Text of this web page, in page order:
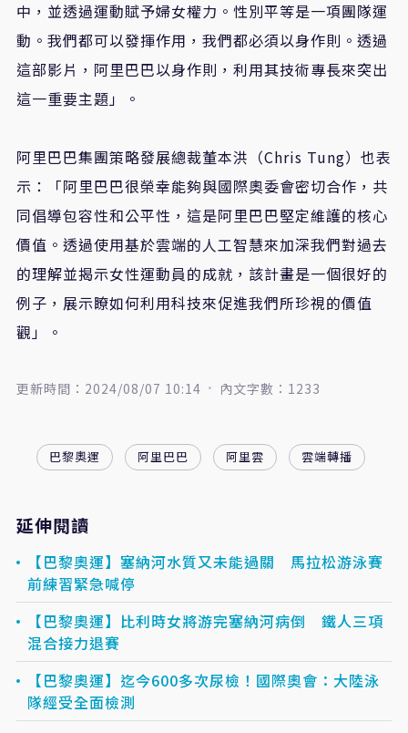
中，並透過運動賦予婦女權力。性別平等是一項團隊運
動。我們都可以發揮作用，我們都必須以身作則。透過
這部影片，阿里巴巴以身作則，利用其技術專長來突出
這一重要主題」。
阿里巴巴集團策略發展總裁董本洪（Chris Tung）也表
示：「阿里巴巴很榮幸能夠與國際奧委會密切合作，共
同倡導包容性和公平性，這是阿里巴巴堅定維護的核心
價值。透過使用基於雲端的人工智慧來加深我們對過去
的理解並揭示女性運動員的成就，該計畫是一個很好的
例子，展示瞭如何利用科技來促進我們所珍視的價值
觀」。
更新時間：2024/08/07 10:14 內文字數：1233
巴黎奧運 阿里巴巴 阿里雲 雲端轉播
延伸閱讀
【巴黎奧運】塞納河水質又未能過關 馬拉松游泳賽
前練習緊急喊停
【巴黎奧運】比利時女將游完塞納河病倒 鐵人三項
混合接力退賽
【巴黎奧運】迄今600多次尿檢！國際奧會：大陸泳
隊經受全面檢測